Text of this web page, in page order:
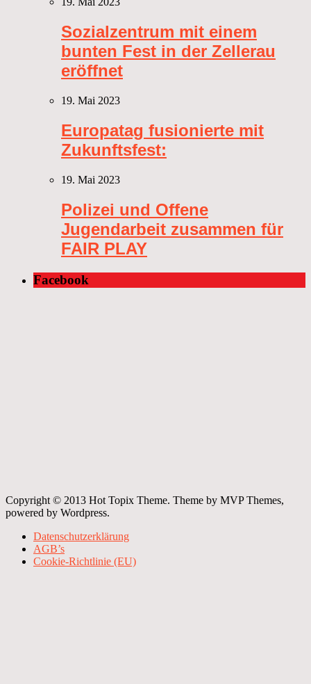
Sozialzentrum mit einem
bunten Fest in der Zellerau
eröffnet
19. Mai 2023
Europatag fusionierte mit
Zukunftsfest:
19. Mai 2023
Polizei und Offene
Jugendarbeit zusammen für
FAIR PLAY
Facebook
Copyright © 2013 Hot Topix Theme. Theme by MVP Themes,
powered by Wordpress.
Datenschutzerklärung
AGB’s
Cookie-Richtlinie (EU)